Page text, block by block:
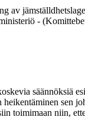
av
-
säännöksiä
sen
toimimaan niin,